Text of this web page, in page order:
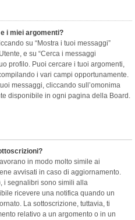
i miei argomenti?
su “Mostra i tuoi messaggi”
e su “Cerca i messaggi
profilo. Puoi cercare i tuoi argomenti,
i vari campi opportunamente.
messaggi, cliccando sull’omonima
disponibile in ogni pagina della Board.
in modo molto simile ai
avvisati in caso di aggiornamento.
i segnalibri sono simili alla
ricevere una notifica quando un
La sottoscrizione, tuttavia, ti
relativo a un argomento o in un